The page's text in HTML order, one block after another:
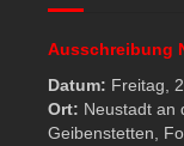
Ausschreibung
Datum: Freitag,
Ort: Neustadt an
Geibenstetten,